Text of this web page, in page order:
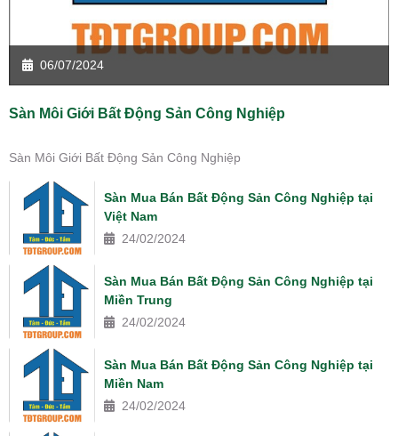
06/07/2024
Sàn Môi Giới Bất Động Sản Công Nghiệp
Sàn Môi Giới Bất Động Sản Công Nghiệp
Sàn Mua Bán Bất Động Sản Công Nghiệp tại
Việt Nam
24/02/2024
Sàn Mua Bán Bất Động Sản Công Nghiệp tại
Miền Trung
24/02/2024
Sàn Mua Bán Bất Động Sản Công Nghiệp tại
Miền Nam
24/02/2024